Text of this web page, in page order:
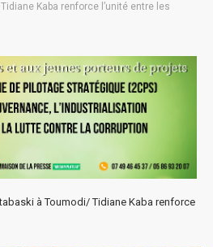
Kaba renforce l’unité entre les
à Toumodi/ Tidiane Kaba renforce